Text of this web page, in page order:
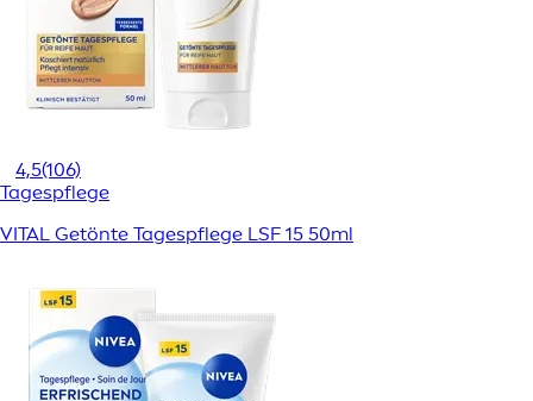
4,5(106)
Tagespflege
VITAL Getönte Tagespflege LSF 15 50ml